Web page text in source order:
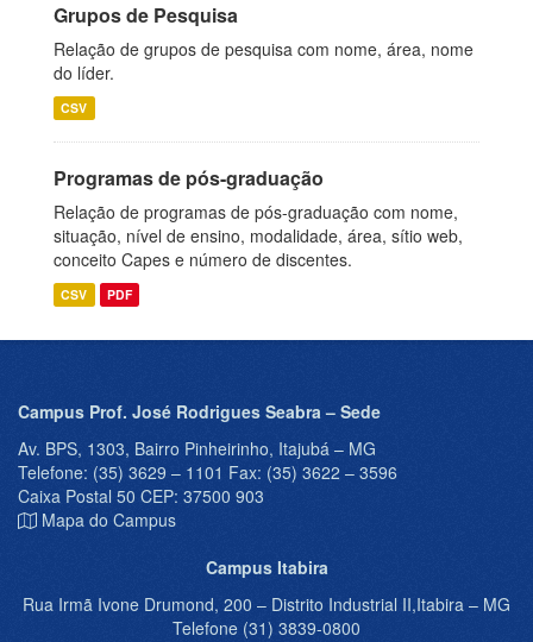
Grupos de Pesquisa
Relação de grupos de pesquisa com nome, área, nome
do líder.
CSV
Programas de pós-graduação
Relação de programas de pós-graduação com nome,
situação, nível de ensino, modalidade, área, sítio web,
conceito Capes e número de discentes.
CSV PDF
Campus Prof. José Rodrigues Seabra – Sede
Av. BPS, 1303, Bairro Pinheirinho, Itajubá – MG
Telefone: (35) 3629 – 1101 Fax: (35) 3622 – 3596
Caixa Postal 50 CEP: 37500 903
Mapa do Campus
Campus Itabira
Rua Irmã Ivone Drumond, 200 – Distrito Industrial II,Itabira – MG
Telefone (31) 3839-0800